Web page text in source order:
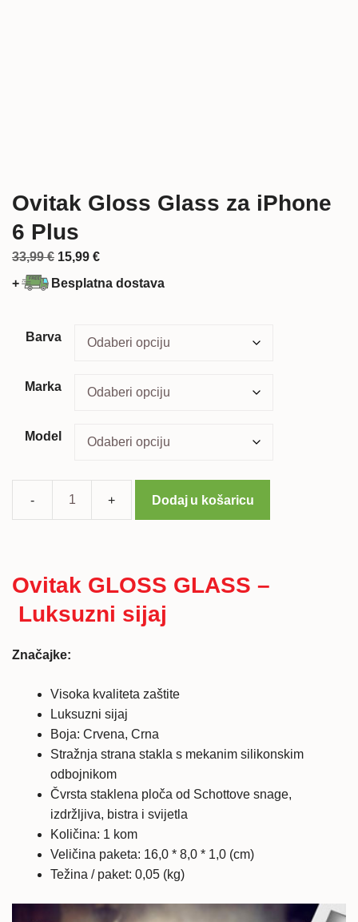
Ovitak Gloss Glass za iPhone
6 Plus
33,99€ Izvorna
cijena
33,99 €.
15,99 €Trenutna
cijena
+ Besplatna dostava
Barva
Marka
Model
Ovitak
iPhone
6
Plus
Dodaj u košaricu
Ovitak GLOSS GLASS –
Luksuzni sijaj
Značajke:
Visoka kvaliteta zaštite
Luksuzni sijaj
Boja: Crvena, Crna
Stražnja strana stakla s mekanim silikonskim
odbojnikom
Čvrsta staklena ploča od Schottove snage,
izdržljiva, bistra i svijetla
Količina: 1 kom
Veličina paketa: 16,0 * 8,0 * 1,0 (cm)
Težina / paket: 0,05 (kg)